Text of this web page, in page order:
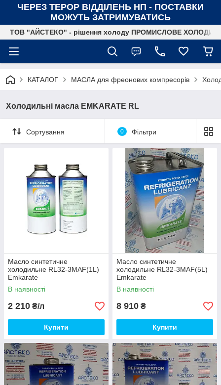
ЧЕРЕЗ ТЕРОР ВІДДІЛЕНЬ НП - ПОСТАВКИ
МОЖУТЬ ЗАТРИМУВАТИСЬ
ТОВ "АЙСТЕКО" - рішення холоду ПРОМИСЛОВЕ
КАТАЛОГ МАСЛА для фреонових компресорів
Холодильні масла EMKARATE RL
Сортування 0 Фільтри
Масло синтетичне
холодильне RL32-3MAF(1L)
Emkarate
В наявності
2 210 ₴/л
Купити
Масло синтетичне
холодильне RL32-3MAF(5L)
Emkarate
В наявності
8 910 ₴
Купити